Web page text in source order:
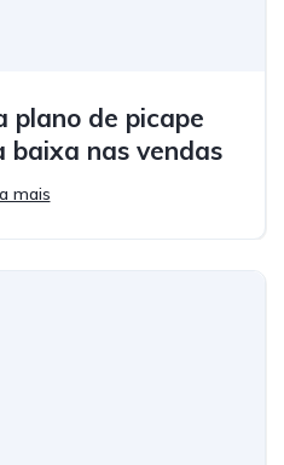
plano de picape
baixa nas vendas
mais